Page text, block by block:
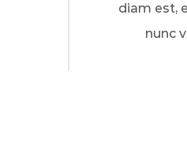
diam est,
nunc